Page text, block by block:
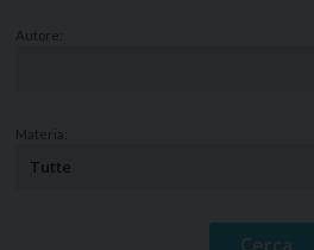
Autore:
Materia: